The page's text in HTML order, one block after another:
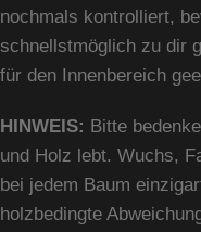
nochmals kontrolliert,
schnellstmöglich zu dir
für den Innenbereich
HINWEIS: Bitte
und Holz lebt. Wuchs,
bei jedem Baum
holzbedingte